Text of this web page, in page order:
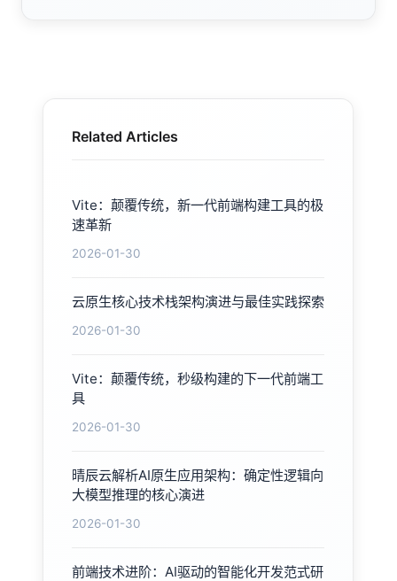
Related Articles
Vite：颠覆传统，新一代前端构建工具的极
速革新
2026-01-30
云原生核心技术栈架构演进与最佳实践探索
2026-01-30
Vite：颠覆传统，秒级构建的下一代前端工
具
2026-01-30
晴辰云解析AI原生应用架构：确定性逻辑向
大模型推理的核心演进
2026-01-30
前端技术进阶：AI驱动的智能化开发范式研